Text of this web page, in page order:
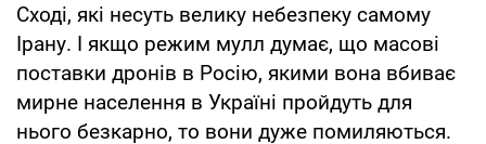
Сході, які несуть велику небезпеку самому
Ірану. І якщо режим мулл думає, що масові
поставки дронів в Росію, якими вона вбиває
мирне населення в Україні пройдуть для
нього безкарно, то вони дуже помиляються.